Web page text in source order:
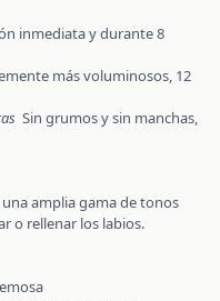
inmediata y durante 8
más voluminosos, 12
Sin grumos y sin manchas,
amplia gama de tonos
o rellenar los labios.